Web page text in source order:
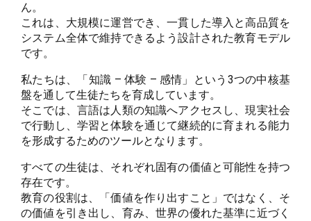
ん。
これは、大規模に運営でき、一貫した導入と高品質を
システム全体で維持できるよう設計された教育モデル
です。
私たちは、「知識 – 体験 – 感情」という3つの中核基
盤を通して生徒たちを育成しています。
そこでは、言語は人類の知識へアクセスし、現実社会
で行動し、学習と体験を通じて継続的に育まれる能力
を形成するためのツールとなります。
すべての生徒は、それぞれ固有の価値と可能性を持つ
存在です。
教育の役割は、「価値を作り出すこと」ではなく、そ
の価値を引き出し、育み、世界の優れた基準に近づく